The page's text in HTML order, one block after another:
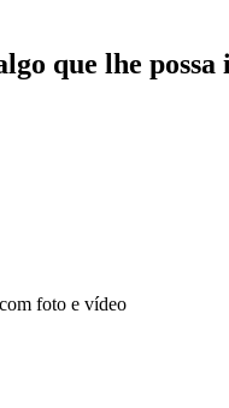
que lhe possa
foto e vídeo